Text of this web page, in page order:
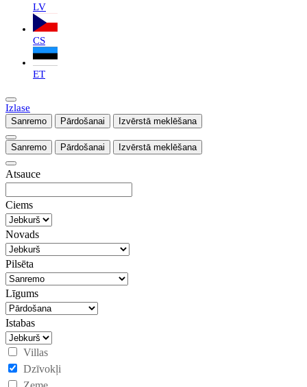
LV
CS
ET
Izlase
Sanremo Pārdošanai Izvērstā meklēšana
Sanremo Pārdošanai Izvērstā meklēšana
Atsauce
Ciems
Novads
Pilsēta
Līgums
Istabas
Villas
Dzīvokļi